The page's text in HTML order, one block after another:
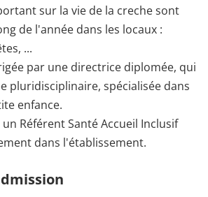
sur la vie de la creche sont
de l'année dans les locaux :
...
par une directrice diplomée, qui
pluridisciplinaire, spécialisée dans
enfance.
Référent Santé Accueil Inclusif
dans l'établissement.